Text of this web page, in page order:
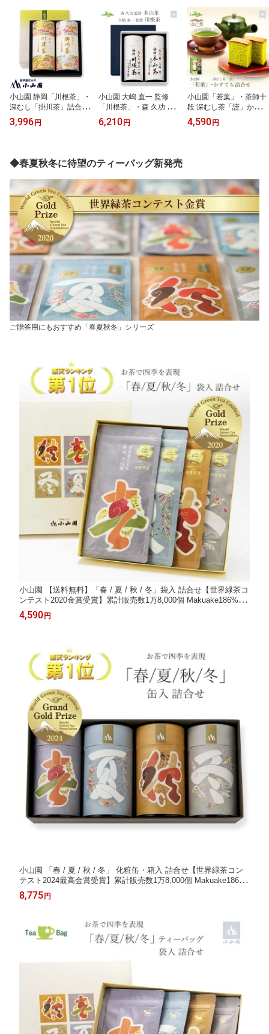
小山園 静岡「川根茶」・
深むし「掛川茶」詰合せ
【送料無料】川霧の発生
や昼夜の温暖差など、日
気を多めにあてて仕上げ
た、濃い目の深い味わい
が特長の大人気「掛川
茶」を詰合せました！
3,996 円
小山園 大嶋 直一 監修
「川根茶」・森 久功 監
修「本山茶」詰合せ【送
料無料】銘茶の産地とし
り、卓越した技術を持つ
茶師が丹精を込めて育て
たお茶を、当店の製茶技
術で丁寧に仕上げまし
た！
6,210 円
小山園「若葉」・茶師十
段 深むし茶「謹」かすて
ら 詰合せ送料無料 おい
しい静岡
4,590 円
◆春夏秋冬に待望のティーバッグ新発売
ご贈答用にもおすすめ「春夏秋冬」シリーズ
小山園 【送料無料】「春 / 夏 / 秋 / 冬」袋入 詰合せ【世界緑茶コ
ンテスト2020金賞受賞】累計販売数1万8,000個 Makuake186%達
成 人間国宝 芹沢けい介氏の作品をもとにお茶で四季を表現 茶師
十段 藤田浩介 日本茶専門店 合組(ごうぐみ)
4,590円
小山園 「春 / 夏 / 秋 / 冬」 化粧缶・箱入 詰合せ【世界緑茶コン
テスト2024最高金賞受賞】累計販売数1万8,000個 Makuake186%
達成 人間国宝 芹沢けい介氏の作品をもとにお茶で四季を表現 茶
師十段 藤田浩介 日本茶専門店 合組(ごうぐみ)
8,775円